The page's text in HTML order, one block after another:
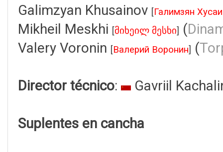
Galimzyan Khusainov [Галимзян
Mikheil Meskhi [მიხეილ მესხი] (
Valery Voronin [Валерий Воронин] (
Director técnico: Gavriil
Suplentes en cancha